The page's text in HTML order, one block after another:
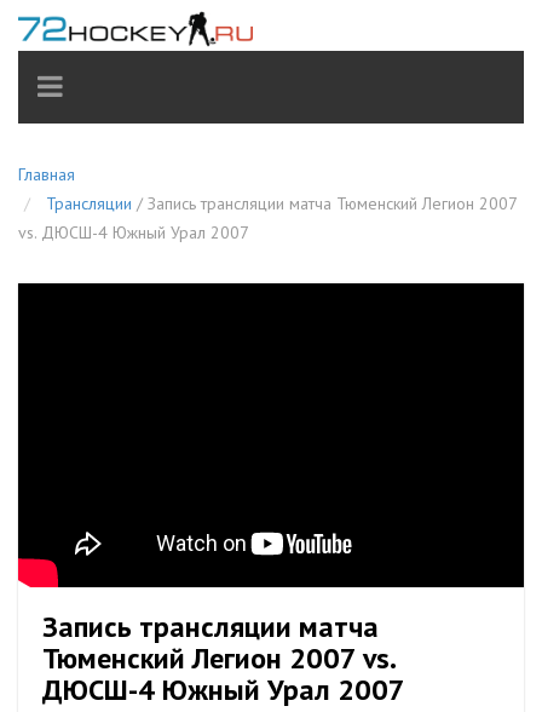
TOGGLE
NAVIGATION
Главная
Трансляции / Запись трансляции матча Тюменский Легион 2007
vs. ДЮСШ-4 Южный Урал 2007
Запись трансляции матча
Тюменский Легион 2007 vs.
ДЮСШ-4 Южный Урал 2007